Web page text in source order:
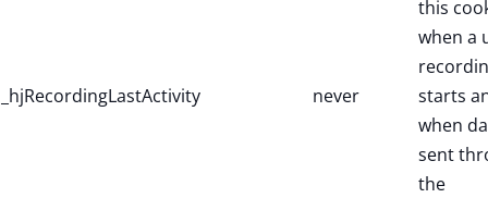
_hjRecordingLastActivity never
this
when a
starts
when
sent
the